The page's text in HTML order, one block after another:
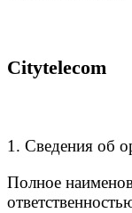
Citytelecom
1. Сведения об
Полное